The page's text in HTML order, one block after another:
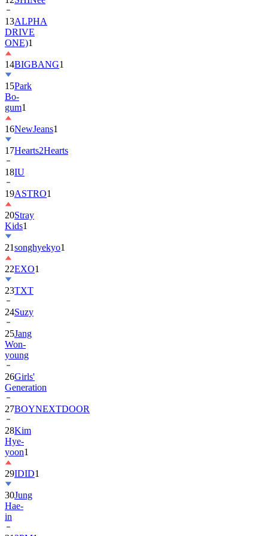
13ALPHA
DRIVE
ONE)1
14BIGBANG1
15Park
Bo-
gum1
16NewJeans1
17Hearts2Hearts
18IU
19ASTRO1
20Stray
Kids1
21songhyekyo1
22EXO1
23TXT
24Suzy
25Jang
Won-
young
26Girls'
Generation
27BOYNEXTDOOR
28Kim
Hye-
yoon1
29IDID1
30Jung
Hae-
in